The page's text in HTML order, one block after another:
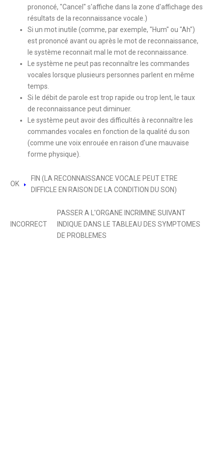
prononcé, "Cancel" s'affiche dans la zone d'affichage des
résultats de la reconnaissance vocale.)
Si un mot inutile (comme, par exemple, "Hum" ou "Ah")
est prononcé avant ou après le mot de reconnaissance,
le système reconnait mal le mot de reconnaissance.
Le système ne peut pas reconnaître les commandes
vocales lorsque plusieurs personnes parlent en même
temps.
Si le débit de parole est trop rapide ou trop lent, le taux
de reconnaissance peut diminuer.
Le système peut avoir des difficultés à reconnaître les
commandes vocales en fonction de la qualité du son
(comme une voix enrouée en raison d'une mauvaise
forme physique).
OK
FIN (LA RECONNAISSANCE VOCALE PEUT ETRE
DIFFICLE EN RAISON DE LA CONDITION DU SON)
INCORRECT
PASSER A L'ORGANE INCRIMINE SUIVANT
INDIQUE DANS LE TABLEAU DES SYMPTOMES
DE PROBLEMES